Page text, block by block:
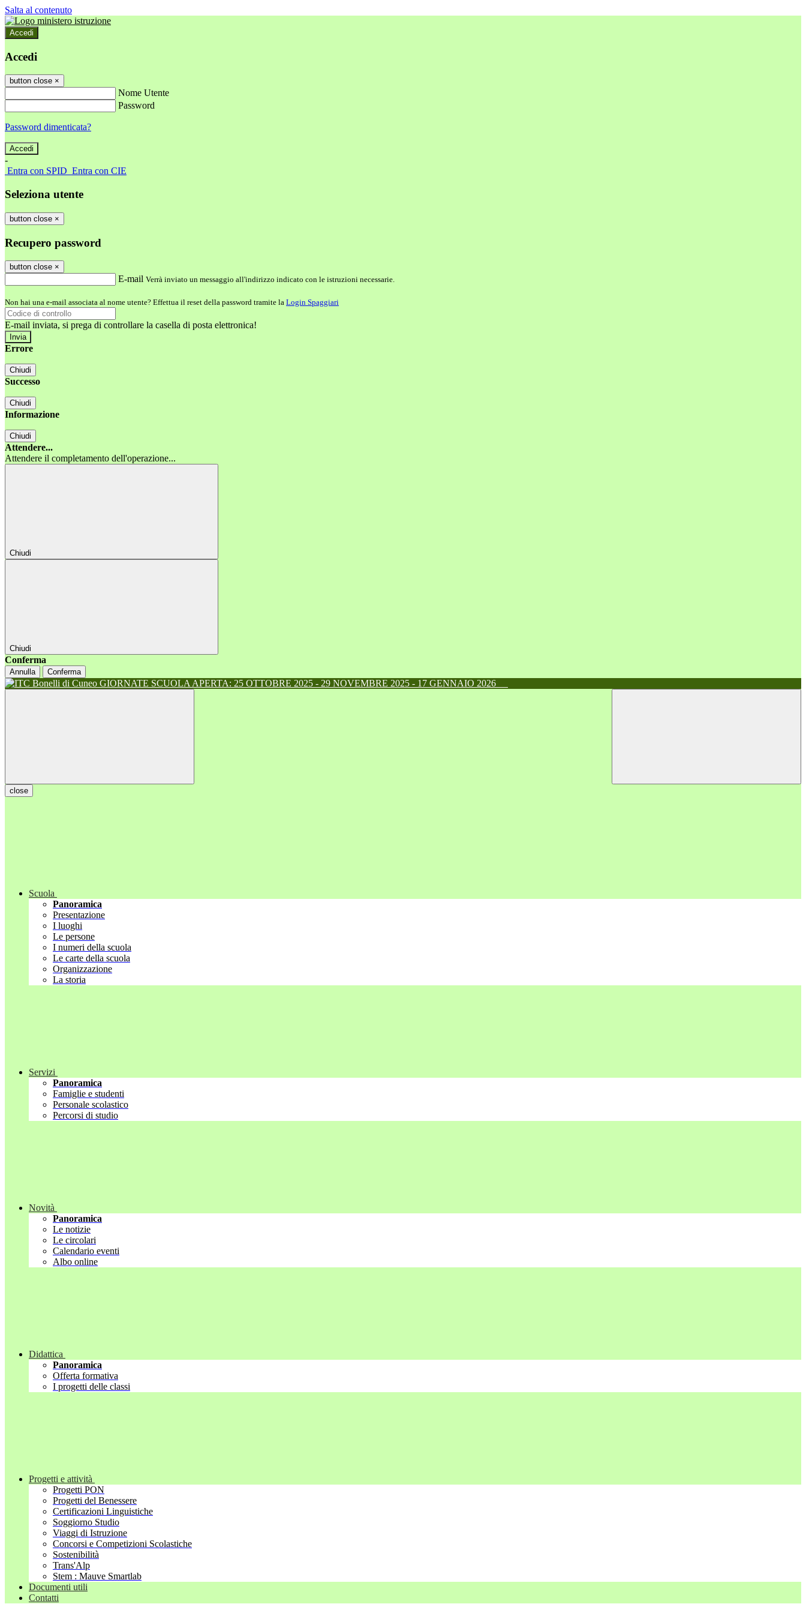
Salta al contenuto
Accedi
Accedi
button close ×
Nome Utente
Password
Password dimenticata?
-
Entra con SPID Entra con CIE
Seleziona utente
button close ×
Recupero password
button close ×
E-mail Verrà inviato un messaggio all'indirizzo indicato con le istruzioni necessarie.
Non hai una e-mail associata al nome utente? Effettua il reset della password tramite la Login Spaggiari
E-mail inviata, si prega di controllare la casella di posta elettronica!
Errore
Chiudi
Successo
Chiudi
Informazione
Chiudi
Attendere...
Attendere il completamento dell'operazione...
Chiudi
Chiudi
Conferma
Annulla Conferma
GIORNATE SCUOLA APERTA: 25 OTTOBRE 2025 - 29 NOVEMBRE 2025 - 17 GENNAIO 2026
close
Scuola
Panoramica
Presentazione
I luoghi
Le persone
I numeri della scuola
Le carte della scuola
Organizzazione
La storia
Servizi
Panoramica
Famiglie e studenti
Personale scolastico
Percorsi di studio
Novità
Panoramica
Le notizie
Le circolari
Calendario eventi
Albo online
Didattica
Panoramica
Offerta formativa
I progetti delle classi
Progetti e attività
Progetti PON
Progetti del Benessere
Certificazioni Linguistiche
Soggiorno Studio
Viaggi di Istruzione
Concorsi e Competizioni Scolastiche
Sostenibilità
Trans'Alp
Stem : Mauve Smartlab
Documenti utili
Contatti